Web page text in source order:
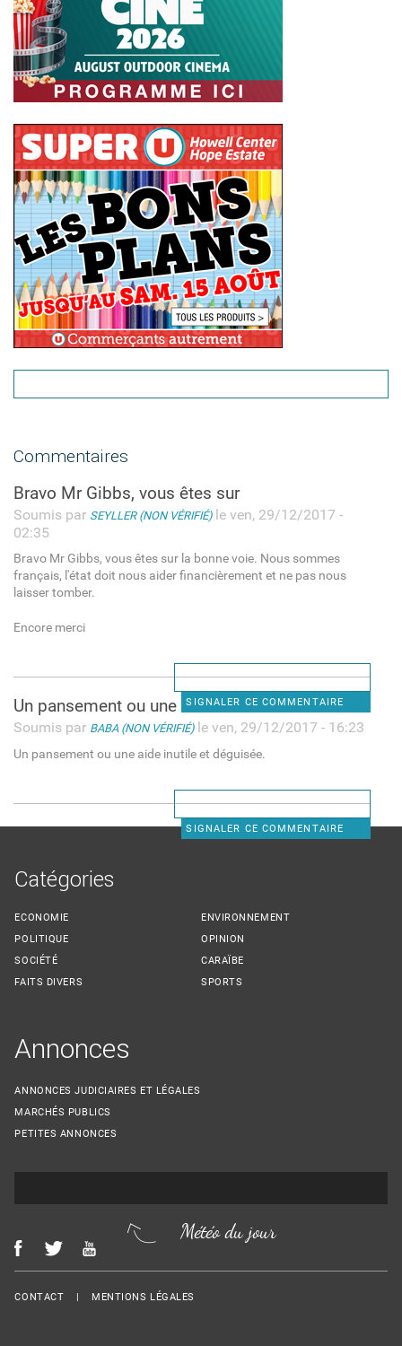
Commentaires
Bravo Mr Gibbs, vous êtes sur
Soumis par SEYLLER (NON VÉRIFIÉ)le ven, 29/12/2017 -
02:35
Bravo Mr Gibbs, vous êtes sur la bonne voie. Nous sommes
français, l'état doit nous aider financièrement et ne pas nous
laisser tomber.
Encore merci
SIGNALER CE COMMENTAIRE
Un pansement ou une aide
Soumis par BABA (NON VÉRIFIÉ)le ven, 29/12/2017 - 16:23
Un pansement ou une aide inutile et déguisée.
SIGNALER CE COMMENTAIRE
Catégories
ECONOMIE
POLITIQUE
SOCIÉTÉ
FAITS DIVERS
ENVIRONNEMENT
OPINION
CARAÏBE
SPORTS
Annonces
ANNONCES JUDICIAIRES ET LÉGALES
MARCHÉS PUBLICS
PETITES ANNONCES
Météo du jour
Menu Footer
CONTACT MENTIONS LÉGALES